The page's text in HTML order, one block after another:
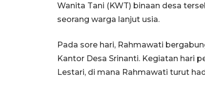
Wanita Tani (KWT) binaan desa
seorang warga lanjut usia.
Pada sore hari, Rahmawati
Kantor Desa Srinanti. Kegiatan hari
Lestari, di mana Rahmawati turut